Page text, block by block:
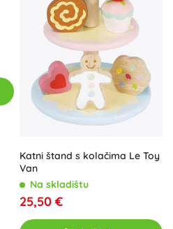
Katni štand s kolačima Le Toy
Van
Na skladištu
25,50 €